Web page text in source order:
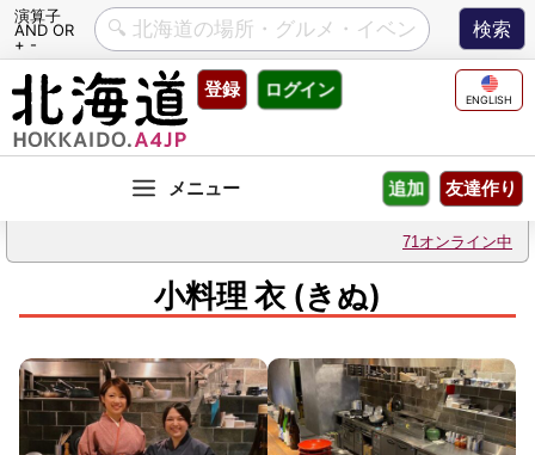
演算子
AND OR
+ -
Skip
content
登録 ログイン ENGLISH
友達作り
追加
71オンライン中
小料理 衣 (きぬ)